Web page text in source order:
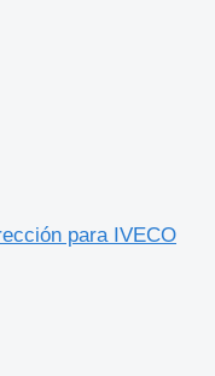
para IVECO